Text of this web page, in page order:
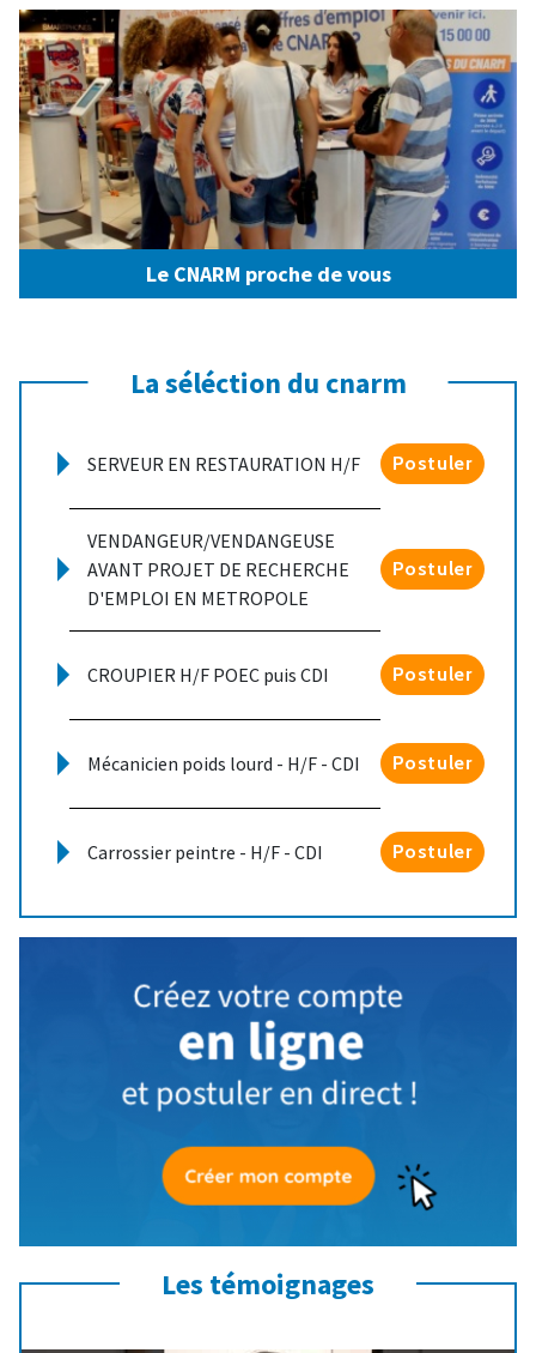
Le CNARM proche de vous
La séléction du cnarm
SERVEUR EN RESTAURATION H/F Postuler
VENDANGEUR/VENDANGEUSE
AVANT PROJET DE RECHERCHE
D'EMPLOI EN METROPOLE
Postuler
CROUPIER H/F POEC puis CDI Postuler
Mécanicien poids lourd - H/F - CDI Postuler
Carrossier peintre - H/F - CDI Postuler
Les témoignages